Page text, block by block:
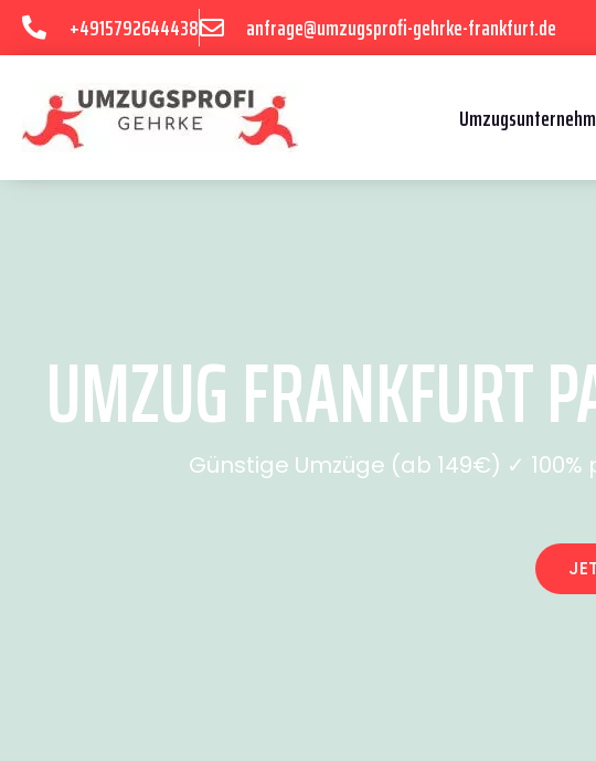
+4915792644438 anfrage@umzugsprofi-gehrke-frankfurt.de
UMZUG FRANKFURT
Günstige Umzüge (ab 149€) ✓